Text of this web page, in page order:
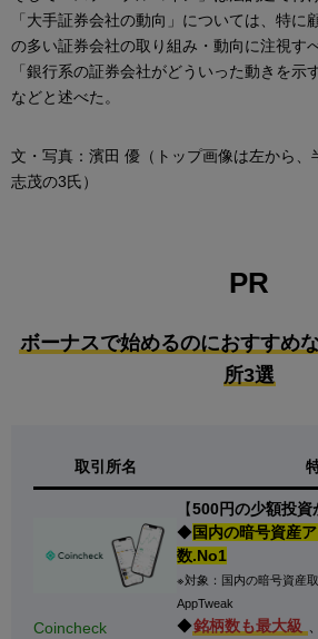
「大手証券会社の動向」については、特に
の多い証券会社の取り組み・動向に注視す
「銀行系の証券会社がどういった動きを示
などと述べた。
文・写真：濱田 優（トップ画像は左から、
志茂の3氏）
PR
ボーナスで始めるのにおすすめ
所3選
取引所名
Coincheck
【500円の少額投資
◆国内の暗号資産
数.No1
※対象：国内の暗号資産
AppTweak
◆銘柄数も最大級